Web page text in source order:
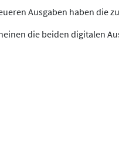
Ausgaben haben die
die beiden digitalen